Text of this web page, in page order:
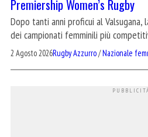
Premiership Women’s Rugby
Dopo tanti anni proficui al Valsugana,
dei campionati femminili più
2 Agosto 2026Rugby Azzurro/Nazionale